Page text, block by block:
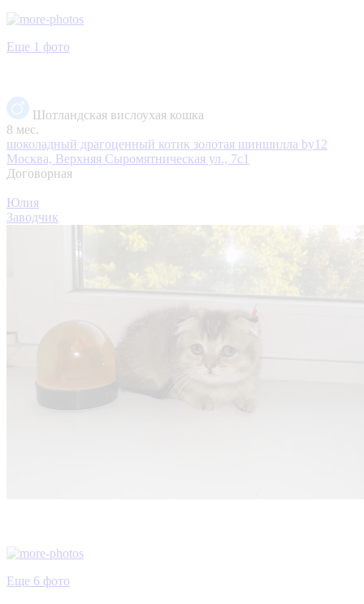
Еще 1 фото
Шотландская вислоухая кошка
8 мес.
шоколадный драгоценный котик золотая шиншилла by12
Москва, Верхняя Сыромятническая ул., 7с1
Договорная
Юлия
Заводчик
Еще 6 фото